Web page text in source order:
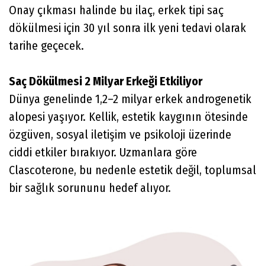
Onay çıkması halinde bu ilaç, erkek tipi saç
dökülmesi için 30 yıl sonra ilk yeni tedavi olarak
tarihe geçecek.
Saç Dökülmesi 2 Milyar Erkeği Etkiliyor
Dünya genelinde 1,2–2 milyar erkek androgenetik
alopesi yaşıyor. Kellik, estetik kaygının ötesinde
özgüven, sosyal iletişim ve psikoloji üzerinde
ciddi etkiler bırakıyor. Uzmanlara göre
Clascoterone, bu nedenle estetik değil, toplumsal
bir sağlık sorununu hedef alıyor.